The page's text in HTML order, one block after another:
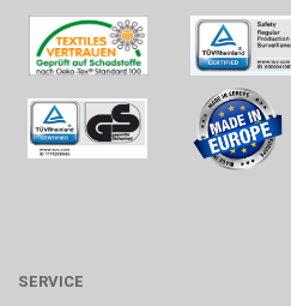
SERVICE